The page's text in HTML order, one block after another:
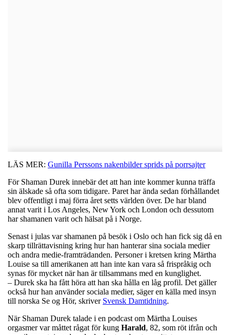
LÄS MER: Gunilla Perssons nakenbilder sprids på porrsajter
För Shaman Durek innebär det att han inte kommer kunna träffa
sin älskade så ofta som tidigare. Paret har ända sedan förhållandet
blev offentligt i maj förra året setts världen över. De har bland
annat varit i Los Angeles, New York och London och dessutom
har shamanen varit och hälsat på i Norge.
Senast i julas var shamanen på besök i Oslo och han fick sig då en
skarp tillrättavisning kring hur han hanterar sina sociala medier
och andra medie-framträdanden. Personer i kretsen kring Märtha
Louise sa till amerikanen att han inte kan vara så frispråkig och
synas för mycket när han är tillsammans med en kunglighet.
– Durek ska ha fått höra att han ska hålla en låg profil. Det gäller
också hur han använder sociala medier, säger en källa med insyn
till norska Se og Hör, skriver Svensk Damtidning.
När Shaman Durek talade i en podcast om Märtha Louises
orgasmer var måttet rågat för kung Harald, 82, som röt ifrån och